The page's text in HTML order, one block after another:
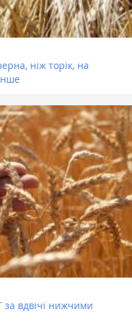
ніж торік, на
вдвічі нижчими